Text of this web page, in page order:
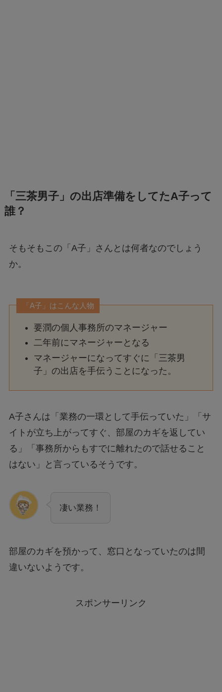
「三茶男子」の出店準備をしてたA子って
誰？
そもそもこの「A子」さんとは何者なのでしょう
か。
「A子」はこんな人物
要潤の個人事務所のマネージャー
二年前にマネージャーとなる
マネージャーになってすぐに「三茶男
子」の出店を手伝うことになった。
A子さんは「業務の一環として手伝っていた」「サ
イトが立ち上がってすぐ、部屋のカギを返してい
る」「事務所からもすでに離れたので話せること
はない」と言っているそうです。
凄い業務！
部屋のカギを預かって、窓口となっていたのは間
違いないようです。
スポンサーリンク